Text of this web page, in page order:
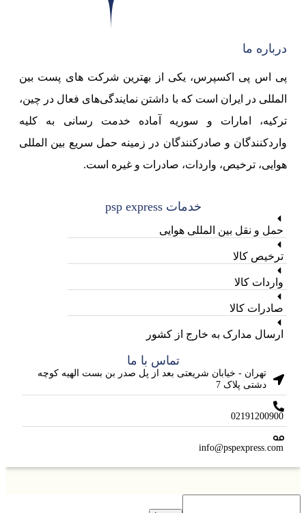
درباره ما
پی اس پی اکسپرس، یکی از بهترین شرکت های پست بین
المللی در ایران است که با داشتن نمایندگی‌های فعال در چین،
ترکیه، امارات و سوریه آماده خدمت رسانی به کلیه
واردکنندگان و صادرکنندگان در زمینه حمل سریع بین المللی
هوایی، ترخیص، واردات، صادرات و غیره است.
خدمات psp express
حمل و نقل بین المللی هوایی
ترخیص کالا
واردات کالا
صادرات کالا
ارسال مدارک به خارج از کشور
تماس با ما
تهران - خیابان شریعتی بعد از پل صدر بن بست الهیه کوچه
دشتی پلاک 7
02191200900
info@pspexpress.com